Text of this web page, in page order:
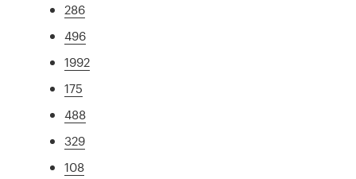
286
496
1992
175
488
329
108